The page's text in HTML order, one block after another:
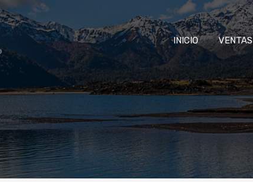
INICIO VENTAS